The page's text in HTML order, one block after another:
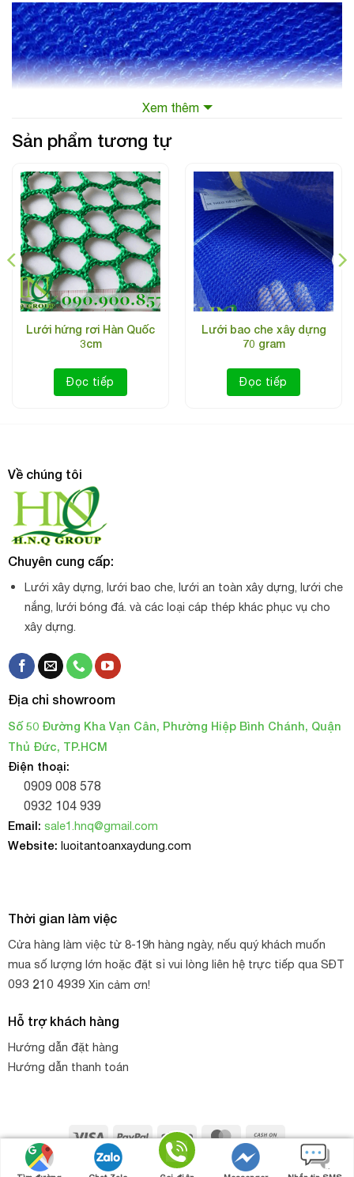
Quy cách của Lưới cước chắn cát, chắn bụi công trình
Sợi lưới được đan xéo vào nhau
Kích thước lỗ lưới:nhỏ
Màu:xanh dương, xanh ngọc, cam, đen, xanh lá,
Chất liệu:HDPE
Khổ lưới:2m x 100m, 3m x 50m, 4m x 50m
Sản xuất theodây chuyền công nghệ Hàn Quốc
được các chủ đầu tư quan tâm, lưới bao che được dùng
để vây xung quanh giàn giáo, chống bụi, vật dụng thi công
Xem thêm
Sản phẩm tương tự
Lưới hứng rơi Hàn Quốc
3cm
Đọc tiếp
Lưới bao che xây dựng
70 gram
Đọc tiếp
Về chúng tôi
Chuyên cung cấp:
Lưới xây dựng, lưới bao che, lưới an toàn xây dựng, lưới che
nắng, lưới bóng đá. và các loại cáp thép khác phục vụ cho
xây dựng.
Địa chỉ showroom
Số 50 Đường Kha Vạn Cân, Phường Hiệp Bình Chánh, Quận
Thủ Đức, TP.HCM
Điện thoại:
0909 008 578
0932 104 939
Email: sale1.hnq@gmail.com
Website: luoitantoanxaydung.com
Thời gian làm việc
Cửa hàng làm việc từ 8-19h hàng ngày, nếu quý khách muốn
mua số lượng lớn hoặc đặt sỉ vui lòng liên hệ trực tiếp qua SĐT
093 210 4939 Xin cảm ơn!
Hỗ trợ khách hàng
Hướng dẫn đặt hàng
Hướng dẫn thanh toán
Visa PayPal Stripe MasterCard
Cash
Delivery
Copyright 2026 © . Thiết kế web bởiHNQ - GROUP
Gọi điện Nhắn tin Chat zalo Chat Facebook